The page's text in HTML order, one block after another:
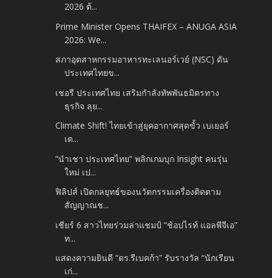
2026 ต้...
Prime Minister Opens THAIFEX – ANUGA ASIA
2026: We...
สภาอุตสาหกรรมอาหารทะเลนอร์เวย์ (NSC) ดัน
ประเทศไทยข...
เชอรี ประเทศไทย เสริมกำลังทัพพันธมิตรทาง
ธุรกิจ ลุย...
Climate Shift! ไทยเข้าสู่ยุคอากาศสุดขั้ว เบเยอร์
เต...
“นำเชา ประเทศไทย” พลิกเกมบุก Insight คนรุ่น
ใหม่ เป...
ฟิลิปส์ เปิดกลยุทธ์ของนวัตกรรมเครื่องติดตาม
สัญญาณช...
เชียร์ 6 สาวไทยร่วมล่าแชมป์ “ช้อปไรท์ แอลพีจีเอ”
ท...
แสดงความยินดี “ดร.รีเบคก้า” รับรางวัล “นักเรียน
เก่...